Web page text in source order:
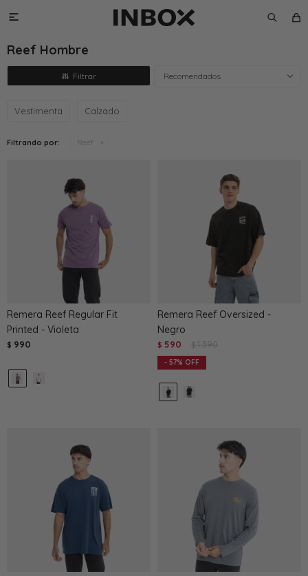

Reef Hombre
Recomendados
Vestimenta Calzado
Filtrando por: Reef
Remera Reef Regular Fit
Printed - Violeta
$ 990
Remera Reef Oversized -
Negro
$ 590 $ 1.390
57